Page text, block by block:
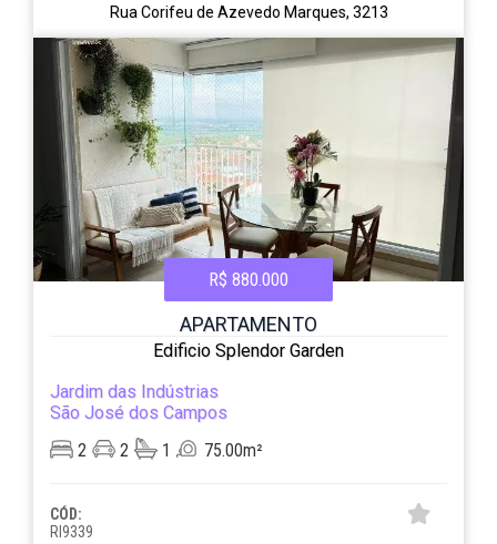
Rua Corifeu de Azevedo Marques, 3213
R$ 880.000
APARTAMENTO
Edificio Splendor Garden
Jardim das Indústrias
São José dos Campos
2
2 1 75.00m²
CÓD:
RI9339